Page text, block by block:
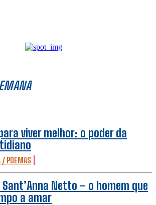
viver melhor: o poder da
/ POEMAS
Netto – o homem que
a amar